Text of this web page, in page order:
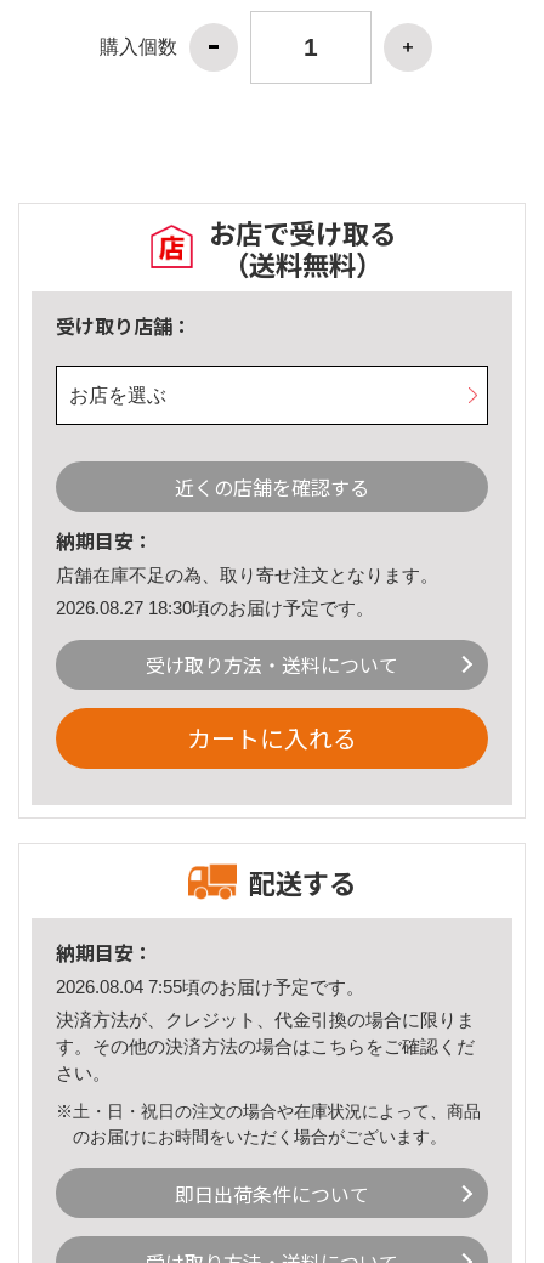
購入個数
お店で受け取る
（送料無料）
受け取り店舗：
お店を選ぶ
近くの店舗を確認する
納期目安：
店舗在庫不足の為、取り寄せ注文となります。
2026.08.27 18:30頃のお届け予定です。
受け取り方法・送料について
カートに入れる
配送する
納期目安：
2026.08.04 7:55頃のお届け予定です。
決済方法が、クレジット、代金引換の場合に限りま
す。その他の決済方法の場合はこちら をご確認くだ
さい。
※土・日・祝日の注文の場合や在庫状況によって、商品
のお届けにお時間をいただく場合がございます。
即日出荷条件について